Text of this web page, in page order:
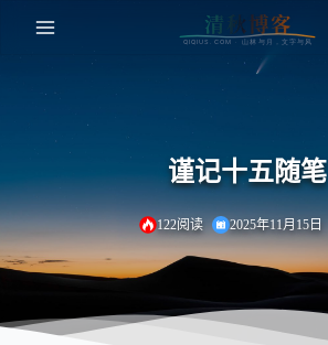
谨记十五随笔
122阅读 2025年11月15日